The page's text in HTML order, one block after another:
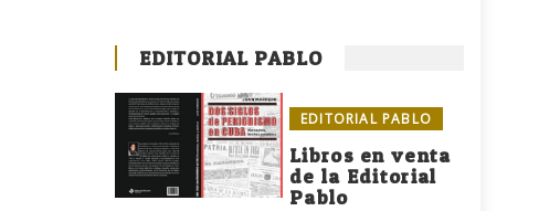
EDITORIAL PABLO
EDITORIAL PABLO
Libros en venta
de la Editorial
Pablo